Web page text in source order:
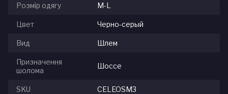
Розмір одягу
M-L
Цвет Черно-серый
Вид Шлем
Призначення
шолома
Шоссе
SKU CELEOSM3